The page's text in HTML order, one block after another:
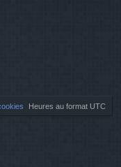
Heures au format UTC